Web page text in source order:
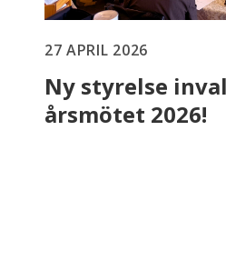
27 APRIL 2026
Ny styrelse
årsmötet 2026!